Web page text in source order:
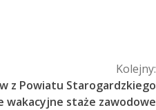
Kolejny:
z Powiatu Starogardzkiego
wakacyjne staże zawodowe